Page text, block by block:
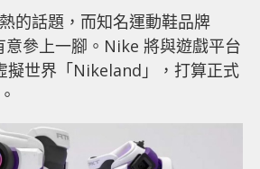
的話題，而知名運動鞋品牌
參上一腳。Nike 將與遊戲平台
擬世界「Nikeland」，打算正式